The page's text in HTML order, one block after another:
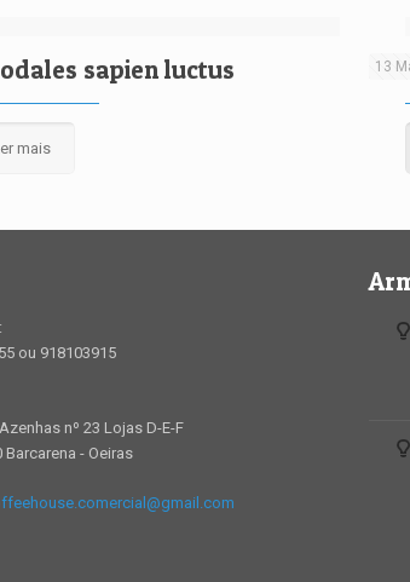
sapien luctus
mais
13
ou 918103915
nº 23 Lojas D-E-F
Barcarena - Oeiras